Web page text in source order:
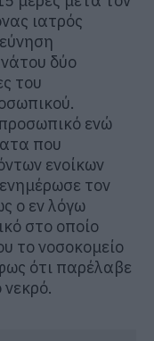
ιατρός
δύο
του
ενώ
που
ενοίκων
τον
ο εν λόγω
στο οποίο
το νοσοκομείο
ότι παρέλαβε
νεκρό.